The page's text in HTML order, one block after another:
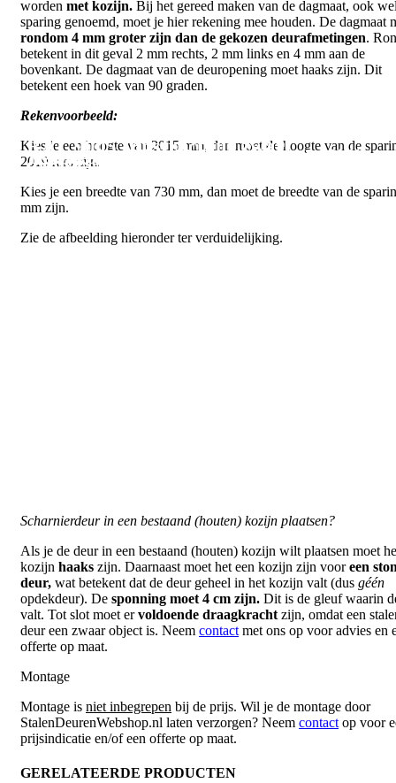
worden met kozijn. Bij het gereed maken van de dagmaat, ook
sparing genoemd, moet je hier rekening mee houden. De dagmaat
rondom 4 mm groter zijn dan de gekozen deurafmetingen.
betekent in dit geval 2 mm rechts, 2 mm links en 4 mm aan de
bovenkant. De dagmaat van de deuropening moet haaks zijn. Dit
betekent een hoek van 90 graden.
Rekenvoorbeeld:
Kies je een hoogte van 2015 mm, dan moet de hoogte van de
2019 mm zijn.
Kies je een breedte van 730 mm, dan moet de breedte van de
mm zijn.
Zie de afbeelding hieronder ter verduidelijking.
Scharnierdeur in een bestaand (houten) kozijn plaatsen?
Als je de deur in een bestaand (houten) kozijn wilt plaatsen moet
kozijn haaks zijn. Daarnaast moet het een kozijn zijn vooreen
deur, wat betekent dat de deur geheel in het kozijn valt (dus géén
opdekdeur). De sponning moet 4 cm zijn. Dit is de gleuf waarin
valt. Tot slot moet ervoldoende draagkracht zijn, omdat een
deur een zwaar object is. Neem contact met ons op voor advies en
offerte op maat.
Montage
Montage is niet inbegrepen bij de prijs. Wil je de montage door
StalenDeurenWebshop.nl laten verzorgen? Neem contact op voor
prijsindicatie en/of een offerte op maat.
GERELATEERDE PRODUCTEN
Helder (standaard)
Mat
Smoke grijs
Smoke bronze
RAL 9005 fijnstructuur zwart
(standaard)
RAL 7016 fijnstructuur antractietgrijs
RAL 7021 fijnstructuur zwartgrijs
RAL 9004 fijnstructuur signaalzwart
RAL 9016 mat wit